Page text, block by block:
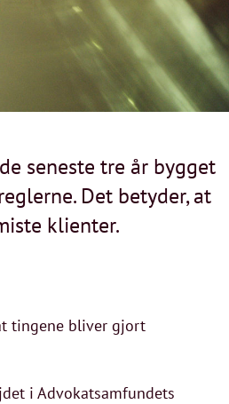
seneste tre år bygget
Det betyder, at
klienter.
tingene bliver gjort
i Advokatsamfundets